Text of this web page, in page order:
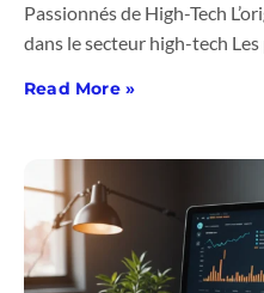
Passionnés de High-Tech
dans le secteur high-tech
Read More »